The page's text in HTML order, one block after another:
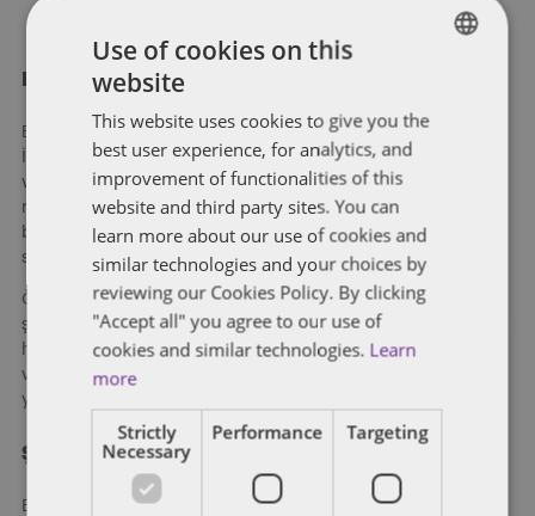
Balcıoğlu Selçuk Eymirlioğlu Ardıyok Keki
Balcıoğlu Selçuk Eymirlioğlu Ardıyok Keki (“BASEAK”)
İstanbul’da kurulmuş, hukukun tüm alanlarında hizmet
vermekte olan bir hukuk bürosudur. 2007’den beri
müvekkillerimize Türkiye’de yürüttükleri faaliyetlerinde ve
büyüme planlarında titiz ve güvenilir hukuki çözümler
sunmaktayız.
Özel kişilerden, girişimcilere, kuruluş aşamasındaki küçük
şirketlerden, devlet kuruluşlarına, orta ve büyük ölçekli özel ve
halka açık şirketlerden uluslararası ve küresel holdinglere
varıncaya kadar her ölçekten şirketin hukuki ihtiyaçlarına
yönelik hizmet vermekteyiz.
Şimdi kayıt olun
Blog yazılarımızı e-posta ile alın.
FRENCH
Use of cookies on this
website
This website uses cookies to give you the
best user experience, for analytics, and
improvement of functionalities of this
website and third party sites. You can
learn more about our use of cookies and
similar technologies and your choices by
reviewing our Cookies Policy. By clicking
"Accept all" you agree to our use of
cookies and similar technologies. Learn
more
Strictly
Necessary
Performance Targeting